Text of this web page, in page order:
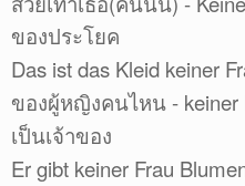
ของประโยค
Das ist das Kleid keiner
ของผู้หญิงคนไหน -
เป็นเจ้าของ
Er gibt keiner Frau